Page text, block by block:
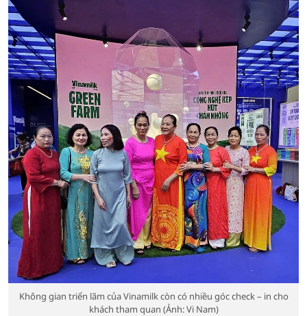
Không gian triển lãm của Vinamilk còn có nhiều góc check – in cho
khách tham quan (Ảnh: Vi Nam)